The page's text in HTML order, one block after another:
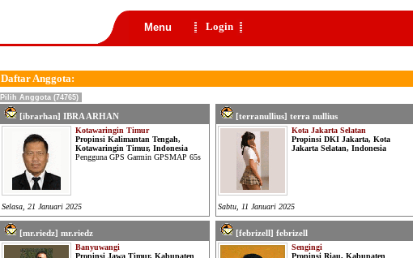
Menu Login
Daftar Anggota:
Pilih Anggota (74765)
[ibrarhan] IBRA ARHAN
Kotawaringin Timur
Propinsi Kalimantan Tengah,
Kotawaringin Timur, Indonesia
Pengguna GPS Garmin GPSMAP 65s
Selasa, 21 Januari 2025
[mr.riedz] mr.riedz
Banyuwangi
Propinsi Jawa Timur, Kabupaten
[terranullius] terra nullius
Kota Jakarta Selatan
Propinsi DKI Jakarta, Kota
Jakarta Selatan, Indonesia
Sabtu, 11 Januari 2025
[febrizell] febrizell
Sengingi
Propinsi Riau, Kabupaten